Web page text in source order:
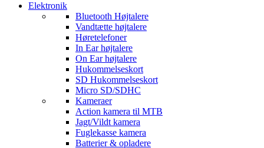
Elektronik
Bluetooth Højtalere
Vandtætte højtalere
Høretelefoner
In Ear højtalere
On Ear højtalere
Hukommelseskort
SD Hukommelseskort
Micro SD/SDHC
Kameraer
Action kamera til MTB
Jagt/Vildt kamera
Fuglekasse kamera
Batterier & opladere